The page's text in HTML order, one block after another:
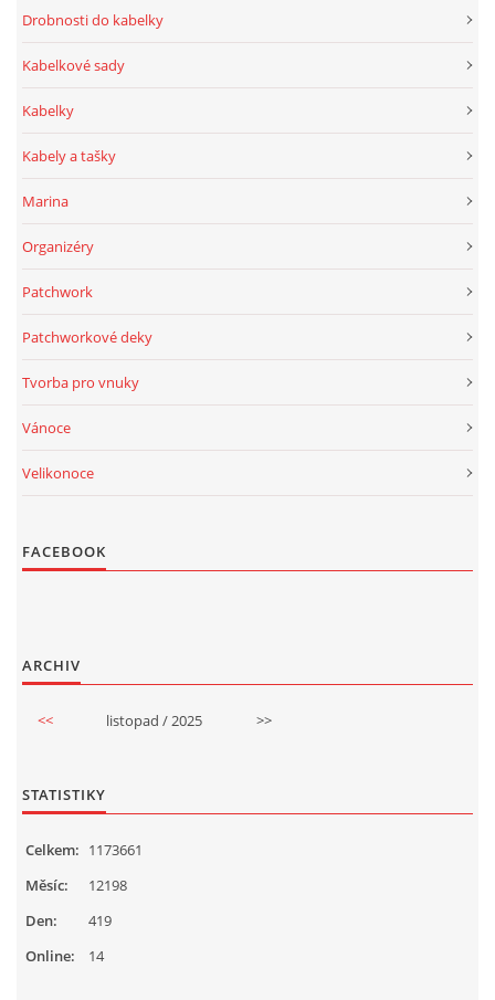
Drobnosti do kabelky
Kabelkové sady
Kabelky
Kabely a tašky
Marina
Organizéry
Patchwork
Patchworkové deky
Tvorba pro vnuky
Vánoce
Velikonoce
FACEBOOK
ARCHIV
<< listopad / 2025 >>
STATISTIKY
Online: 14
Celkem: 1173661
Měsíc:
12198
Den:
419